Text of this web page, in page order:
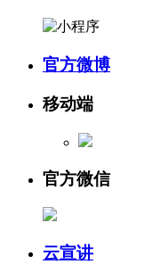
官方微博
移动端
官方微信
云宣讲